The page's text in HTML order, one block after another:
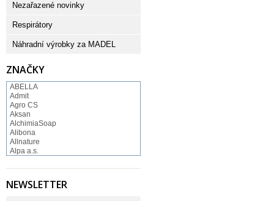
Nezařazené novinky
Respirátory
Náhradní výrobky za MADEL
ZNAČKY
ABELLA
Admit
Agro CS
Aksan
AlchimiaSoap
Alibona
Allnature
Alpa a.s.
Alufix
Astonish
NEWSLETTER